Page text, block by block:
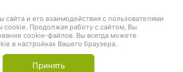
сайта и его взаимодействия с пользователями
cookie. Продолжая работу с сайтом, Вы
cookie-файлов. Вы всегда можете
в настройках Вашего браузера.
Принять